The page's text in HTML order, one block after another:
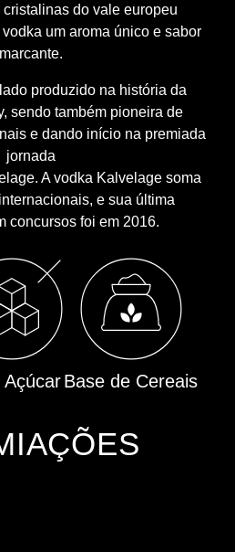
do vale europeu
um aroma único e sabor
marcante.
produzido na história da
sendo também pioneira de
e dando início na premiada
jornada
A vodka Kalvelage soma
e sua última
concursos foi em 2016.
AçúcarBase de Cereais